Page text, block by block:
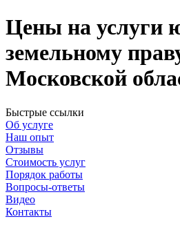
Цены на услуги
земельному
Московской
Быстрые ссылки
Об услуге
Наш опыт
Отзывы
Стоимость услуг
Порядок работы
Вопросы-ответы
Видео
Контакты